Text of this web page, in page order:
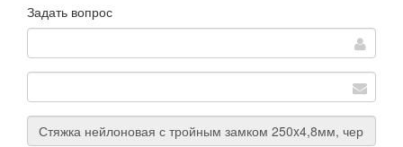
Задать вопрос